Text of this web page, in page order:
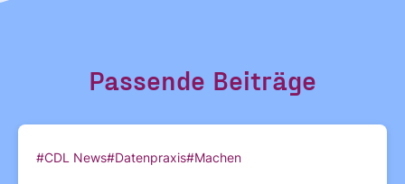
Passende Beiträge
#CDL News#Datenpraxis#Machen